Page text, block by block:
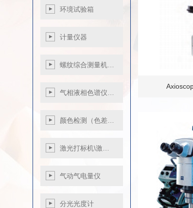
环境试验箱
恒温恒湿箱-高低温
计量仪器
指示表检定仪
测量仪
影像式钢直尺检定
压力校验仪
高度计
螺纹综合测量机…
气相液相色谱仪…
颜色检测（色差…
分光色差仪
台式分光测色仪
激光打标机\激…
气动气电量仪
分光光度计